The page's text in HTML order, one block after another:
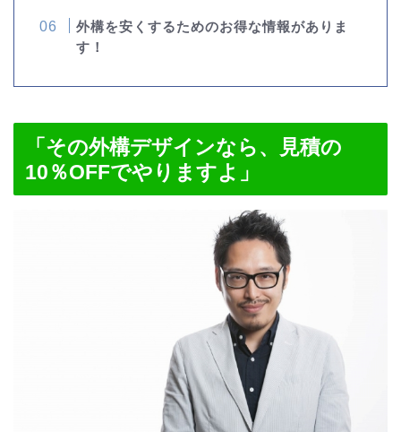
外構を安くするためのお得な情報がありま
す！
「その外構デザインなら、見積の
10％OFFでやりますよ」